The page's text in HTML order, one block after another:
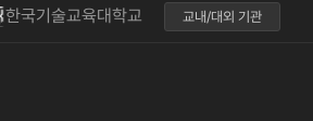
한국기술교육대학교 교내/대외 기관